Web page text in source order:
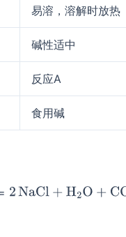
易溶，溶解时放热
碱性适中
反应A
食用碱